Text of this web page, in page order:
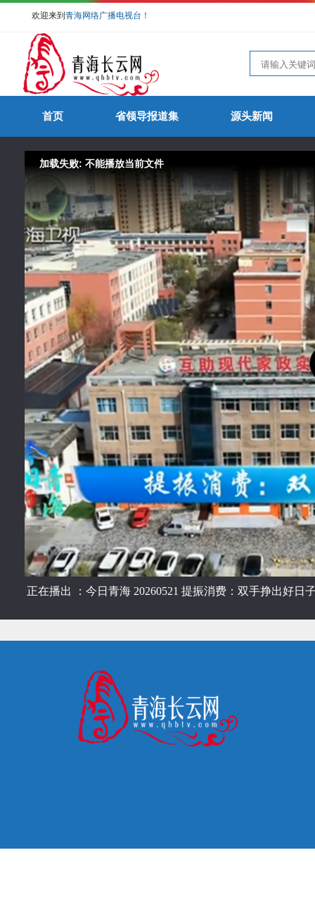
欢迎来到 青海网络广播电视台！
首页 省领导报道集 源头新闻
加载失败: 不能播放当前文件
正在播出 ：今日青海 20260521 提振消费：双手挣出好日